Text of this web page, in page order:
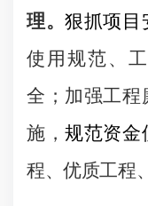
理。狠抓项目
使用规范、
全； 加强工程
施，规范资金
程、优质工程